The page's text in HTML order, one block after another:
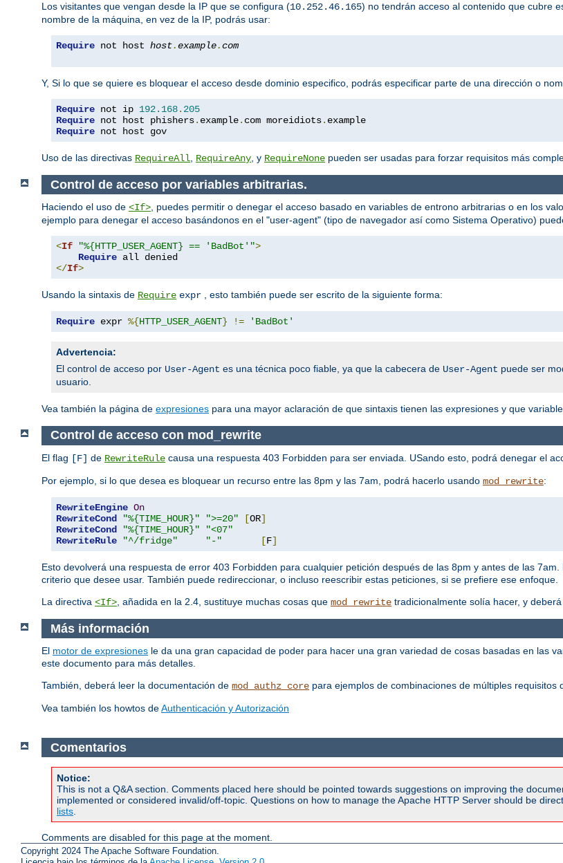
Los visitantes que vengan desde la IP que se configura (10.252.46.165) no tendrán acceso al contenido que cubre
nombre de la máquina, en vez de la IP, podrás usar:
Require not host host.example.com
Y, Si lo que se quiere es bloquear el acceso desde dominio especifico, podrás especificar parte de una dirección o
Require not ip 192.168. 205
Require not host phishers. example. com moreidiots.
Require not host gov
Uso de las directivas RequireAll RequireAny , y RequireNone pueden ser usadas para forzar requisitos más
Control de acceso por variables arbitrarias.
Haciendo el uso de <If>, puedes permitir o denegar el acceso basado en variables de entrono arbitrarias o en los
ejemplo para denegar el acceso basándonos en el "user-agent" (tipo de navegador así como Sistema Operativo)
<If "%{HTTP_USER_AGENT} == 'BadBot'">
Require
</If>
Usando la sintaxis de Require expr , esto también puede ser escrito de la siguiente forma:
Require expr %{HTTP_USER_AGENT} != 'BadBot'
Advertencia:
El control de acceso por User-Agent es una técnica poco fiable, ya que la cabecera de User-Agent puede ser
usuario.
Vea también la página de expresiones para una mayor aclaración de que sintaxis tienen las expresiones y que
Control de acceso con mod_rewrite
El flag [F] de RewriteRule causa una respuesta 403 Forbidden para ser enviada. USando esto, podrá denegar el
Por ejemplo, si lo que desea es bloquear un recurso entre las 8pm y las 7am, podrá hacerlo usando mod_rewrite:
RewriteEngine On
RewriteCond
"%{TIME_HOUR}" ">=20" [OR]
RewriteCond
"%{TIME_HOUR}"
"<07"
RewriteRule
"^/fridge" "-" [F]
Esto devolverá una respuesta de error 403 Forbidden para cualquier petición después de las 8pm y antes de las
criterio que desee usar. También puede redireccionar, o incluso reescribir estas peticiones, si se prefiere ese enfoque.
La directiva <If> , añadida en la 2.4, sustituye muchas cosas que mod_rewrite tradicionalmente solía hacer, y
Más información
El motor de expresiones le da una gran capacidad de poder para hacer una gran variedad de cosas basadas en las
este documento para más detalles.
También, deberá leer la documentación de mod_authz_core para ejemplos de combinaciones de múltiples requisitos
Vea también los howtos deAuthenticación y Autorización
Comentarios
Notice:
This is not a Q&A section. Comments placed here should be pointed towards suggestions on improving the
implemented or considered invalid/off-topic. Questions on how to manage the Apache HTTP Server should be
lists.
Comments are disabled for this page at the moment.
Copyright 2024 The Apache Software Foundation.